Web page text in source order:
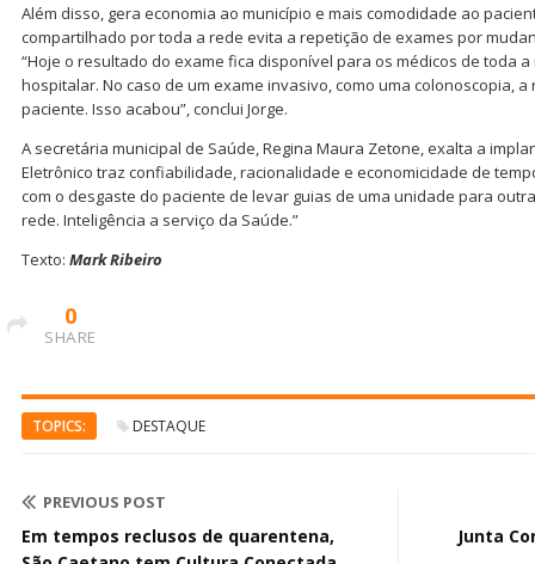
Além disso, gera economia ao município e mais comodidade ao
compartilhado por toda a rede evita a repetição de exames por
“Hoje o resultado do exame fica disponível para os médicos de toda
hospitalar. No caso de um exame invasivo, como uma colonoscopia,
paciente. Isso acabou”, conclui Jorge.
A secretária municipal de Saúde, Regina Maura Zetone, exalta a
Eletrônico traz confiabilidade, racionalidade e economicidade de
com o desgaste do paciente de levar guias de uma unidade para
rede. Inteligência a serviço da Saúde.”
Texto: Mark Ribeiro
0
SHARE
TOPICS: DESTAQUE
PREVIOUS POST
Em tempos reclusos de quarentena,
Junta